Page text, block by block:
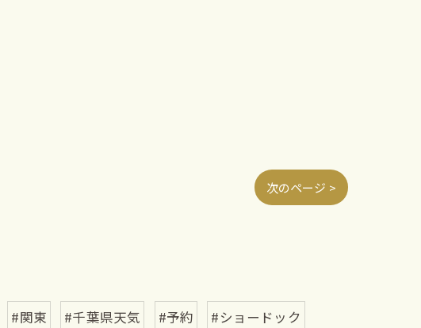
次のページ >
#関東 #千葉県天気 #予約
#ショードック